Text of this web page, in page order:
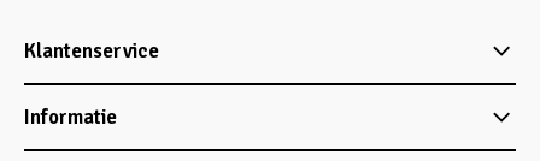
Klantenservice
Informatie